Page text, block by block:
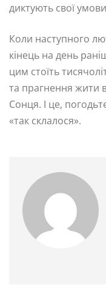
диктують свої
Коли наступного
кінець на день
цим стоїть
та прагнення жити
Сонця. І це,
«так склалося».